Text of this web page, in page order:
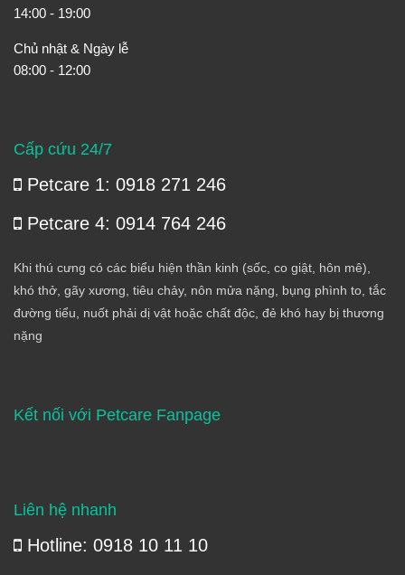
14:00 - 19:00
Chủ nhật & Ngày lễ
08:00 - 12:00
Cấp cứu 24/7
Petcare 1: 0918 271 246
Petcare 4: 0914 764 246
Khi thú cưng có các biểu hiện thần kinh (sốc, co giật, hôn mê),
khó thở, gãy xương, tiêu chảy, nôn mửa nặng, bụng phình to, tắc
đường tiểu, nuốt phải dị vật hoặc chất độc, đẻ khó hay bị thương
nặng
Kết nối với Petcare Fanpage
Liên hệ nhanh
Hotline: 0918 10 11 10